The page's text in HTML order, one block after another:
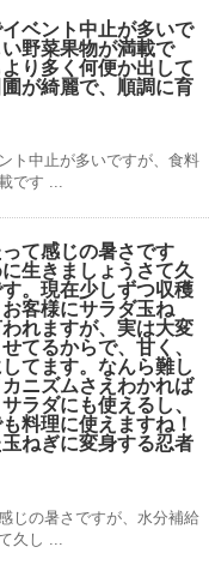
ベント中止が多いで
野菜果物が満載で
り多く何便か出して
が綺麗で、順調に育
ト中止が多いですが、食料
です ...
て感じの暑さです
生きましょうさて久
。現在少しずつ収穫
客様にサラダ玉ね
れますが、実は大変
てるからで、甘く、
てます。なんら難し
ニズムさえわかれば
ラダにも使えるし、
料理に使えますね！
ねぎに変身する忍者
じの暑さですが、水分補給
久し ...